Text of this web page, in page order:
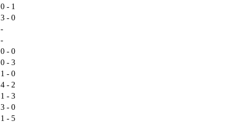
0 - 1
3 - 0
-
-
0 - 0
0 - 3
1 - 0
4 - 2
1 - 3
3 - 0
1 - 5